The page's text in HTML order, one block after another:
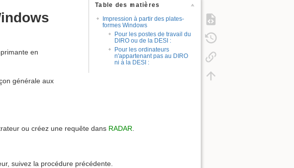
Table des matières
Impression à partir des plates-
formes Windows
Pour les postes de travail du
DIRO ou de la DESI :
Pour les ordinateurs
n'appartenant pas au DIRO
ni à la DESI :
en
générale aux
ou créez une requête dans RADAR
suivez la procédure précédente.